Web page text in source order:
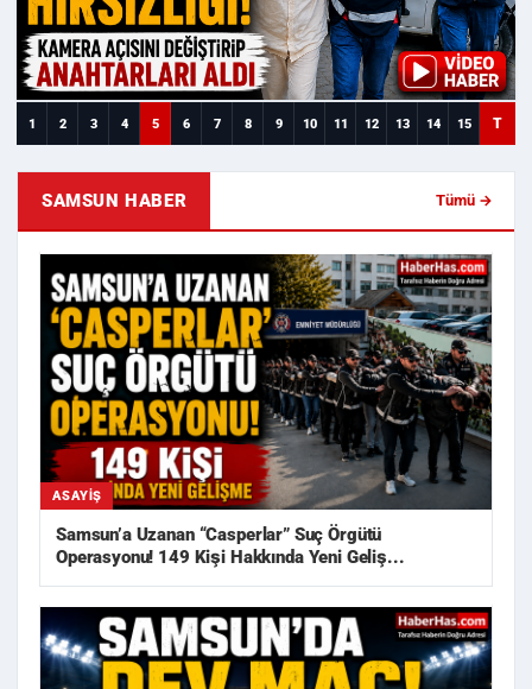
1 2 3 4 5 6 7 8 9 10 11 12 13 14 15 T
SAMSUN HABER Tümü →
ASAYIŞ
Samsun’a Uzanan “Casperlar” Suç Örgütü
Operasyonu! 149 Kişi Hakkında Yeni Geliş...